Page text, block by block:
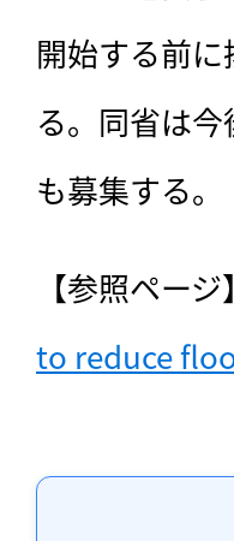
開始する前
る。同省は
も募集する。
【参照ページ】
to reduce